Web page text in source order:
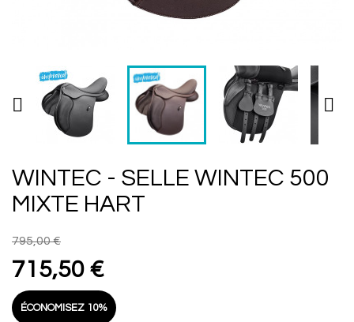
 
WINTEC - SELLE WINTEC 500
MIXTE HART
795,00 €
715,50 €
ÉCONOMISEZ 10%